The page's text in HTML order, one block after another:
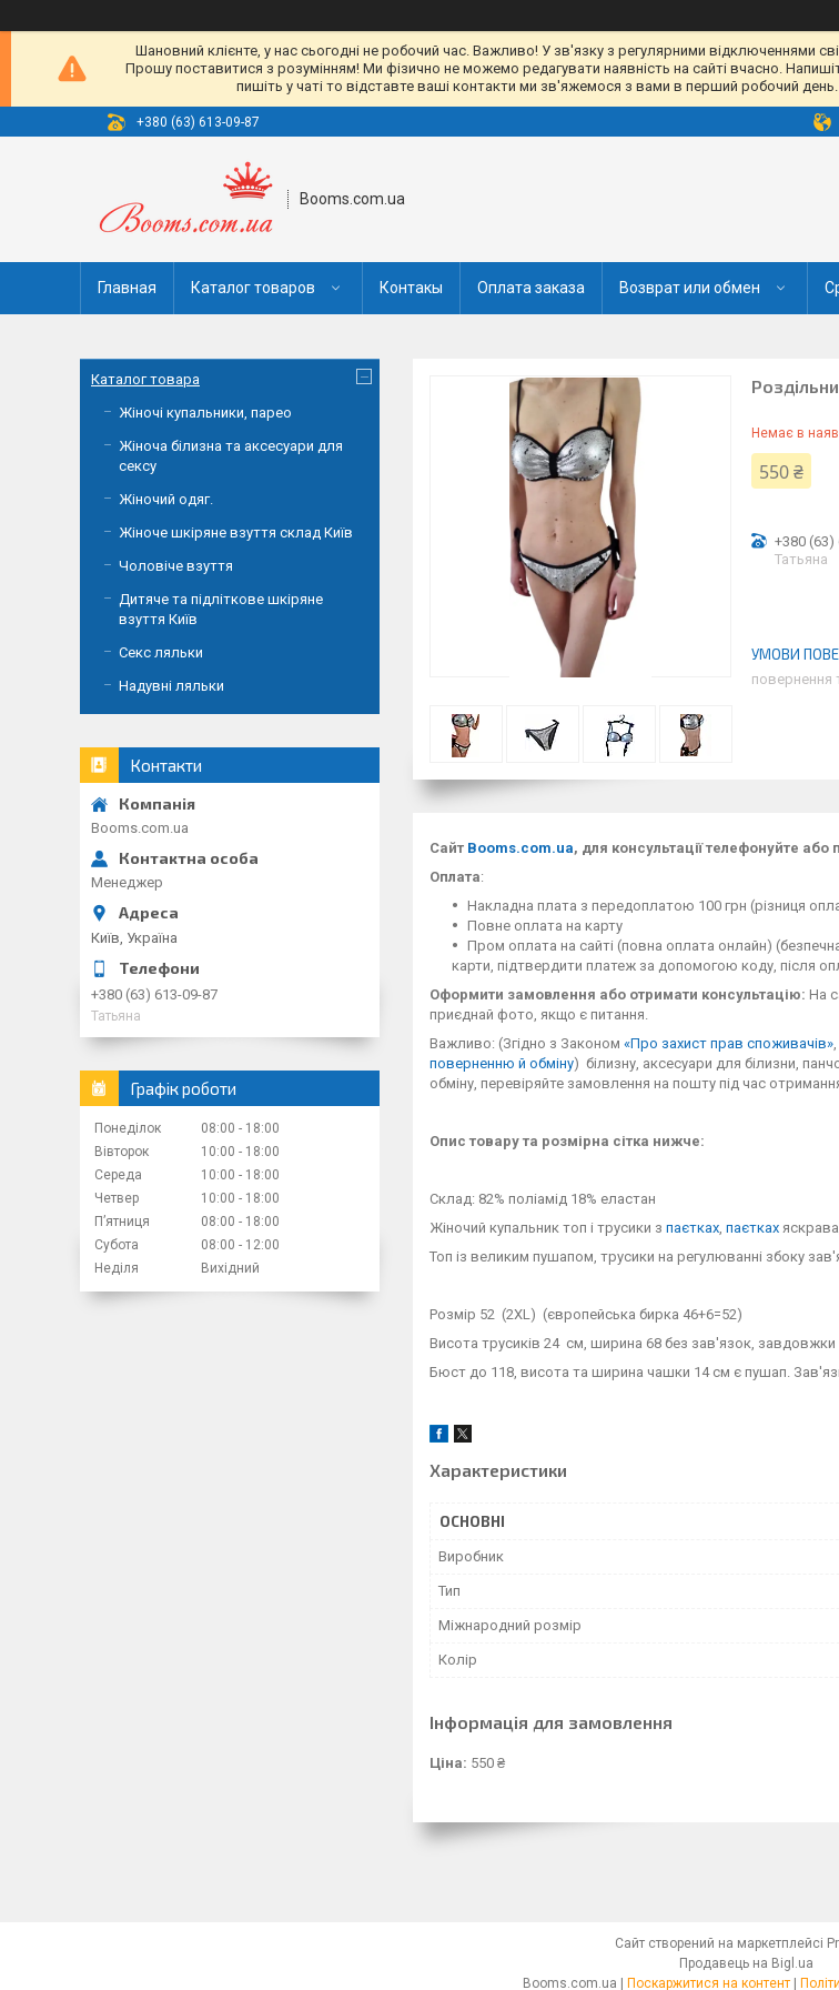
Шановний клієнте, у нас сьогодні не робочий час. Важливо! У зв'язку з регулярними відключеннями
Прошу поставитися з розумінням! Ми фізично не можемо редагувати наявність на сайті вчасно.
пишіть у чаті то відставте ваші контакти ми зв'яжемося з вами в перший робочий
+380 (63) 613-09-87
Booms.com.ua
Главная Каталог товаров Контакы Оплата заказа Возврат или обмен
Немає в
550 ₴
+380 (63)
Татьяна
повернення
Сайт Booms.com.ua, для консультації телефонуйте або
Оплата:
Накладна плата з передоплатою 100 грн (різниця
Повне оплата на карту
Пром оплата на сайті (повна оплата онлайн)
карти, підтвердити платеж за допомогою коду, після
Оформити замовлення або отримати консультацію: На
приєднай фото, якщо є питання.
Важливо: (Згідно з Законом «Про захист прав споживачів»,
поверненню й обміну) білизну, аксесуари для білизни,
обміну, перевіряйте замовлення на пошту під час
Опис товару та розмірна сітка нижче:
Склад: 82% поліамід 18% еластан
Жіночий купальник топ і трусики з паєтках, паєтках
Топ із великим пушапом, трусики на регулюванні збоку
Розмір 52 (2ХL) (європейська бирка 46+6=52)
Висота трусиків 24 см, ширина 68 без зав'язок,
Бюст до 118, висота та ширина чашки 14 см є пушап.
Характеристики
ОСНОВНІ
Виробник
Тип
Міжнародний розмір
Колір
Інформація для замовлення
Ціна: 550 ₴
Каталог товара
Жіночі купальники, парео
Жіноча білизна та аксесуари для
сексу
Жіночий одяг.
Жіноче шкіряне взуття склад Київ
Чоловіче взуття
Дитяче та підліткове шкіряне
взуття Київ
Секс ляльки
Надувні ляльки
Контакти
Booms.com.ua
Менеджер
Київ, Україна
+380 (63) 613-09-87
Татьяна
Графік роботи
Понеділок 08:00
18:00
Вівторок
10:00
18:00
Середа
10:00
18:00
Четвер
10:00
18:00
Пʼятниця
08:00
18:00
Субота
08:00
12:00
Неділя
Вихідний
Сайт створений на маркетплейсі
Продавець на Bigl.ua
Поскаржитися на контент